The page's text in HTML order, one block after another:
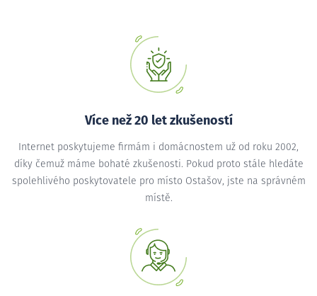
Více než 20 let zkušeností
Internet poskytujeme firmám i domácnostem už od roku 2002,
díky čemuž máme bohaté zkušenosti. Pokud proto stále hledáte
spolehlivého poskytovatele pro místo Ostašov, jste na správném
místě.